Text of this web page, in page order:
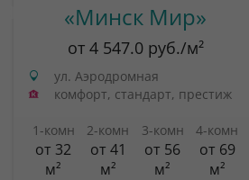
«Минск Мир»
от 4 547.0 руб./м²
ул. Аэродромная
комфорт, стандарт, престиж
1-комн
от 32
м²
2-комн
от 41
м²
3-комн
от 56
м²
4-комн
от 69
м²